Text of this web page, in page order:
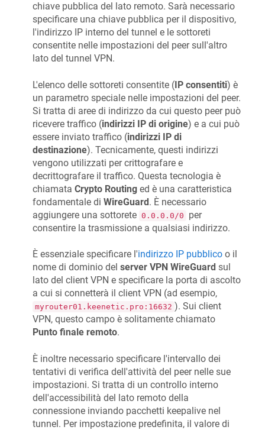
chiave pubblica del lato remoto. Sarà necessario
specificare una chiave pubblica per il dispositivo,
l'indirizzo IP interno del tunnel e le sottoreti
consentite nelle impostazioni del peer sull'altro
lato del tunnel VPN.
L'elenco delle sottoreti consentite (IP consentiti) è
un parametro speciale nelle impostazioni del peer.
Si tratta di aree di indirizzo da cui questo peer può
ricevere traffico (indirizzi IP di origine) e a cui può
essere inviato traffico (indirizzi IP di
destinazione). Tecnicamente, questi indirizzi
vengono utilizzati per crittografare e
decrittografare il traffico. Questa tecnologia è
chiamata Crypto Routing ed è una caratteristica
fondamentale di WireGuard. È necessario
aggiungere una sottorete 0.0.0.0/0
per
consentire la trasmissione a qualsiasi indirizzo.
È essenziale specificare l'indirizzo IP pubblico o il
nome di dominio del server VPN WireGuard sul
lato del client VPN e specificare la porta di ascolto
a cui si connetterà il client VPN (ad esempio,
myrouter01.keenetic.pro:16632 ). Sui client
VPN, questo campo è solitamente chiamato
Punto finale remoto.
È inoltre necessario specificare l'intervallo dei
tentativi di verifica dell'attività del peer nelle sue
impostazioni. Si tratta di un controllo interno
dell'accessibilità del lato remoto della
connessione inviando pacchetti keepalive nel
tunnel. Per impostazione predefinita, il valore di